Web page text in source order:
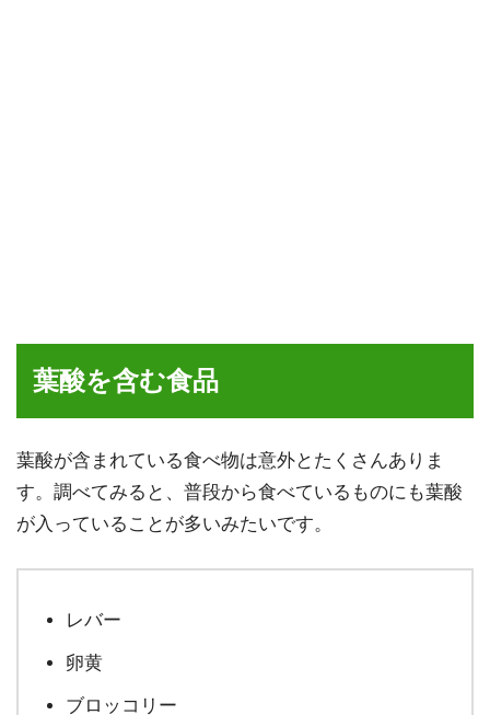
葉酸を含む食品
葉酸が含まれている食べ物は意外とたくさんありま
す。調べてみると、普段から食べているものにも葉酸
が入っていることが多いみたいです。
レバー
卵黄
ブロッコリー